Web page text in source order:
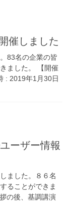
催しました
83名の企業の皆
ました。 【開催
2019年1月30日
ーザー情報
ました。８６名
ることができま
の後、基調講演